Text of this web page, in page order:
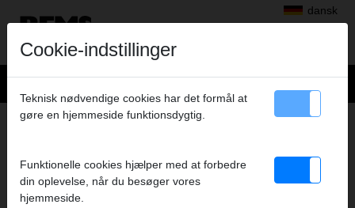
dansk
Produkter>Radialpress>REMS presstænger/REMS pressringe
PRESSTANG H 16 A
Art.nr. 570620
REMS Presszange mit 2 schwenkbaren Monoblock-Pressbacken.
Cookie-indstillinger
Teknisk nødvendige cookies har det formål at
gøre en hjemmeside funktionsdygtig.
Funktionelle cookies hjælper med at forbedre
din oplevelse, når du besøger vores
hjemmeside.